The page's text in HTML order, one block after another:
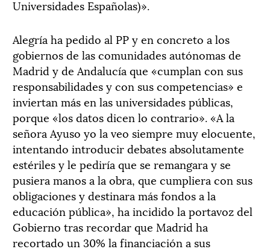
Universidades Españolas)».
Alegría ha pedido al PP y en concreto a los
gobiernos de las comunidades autónomas de
Madrid y de Andalucía que «cumplan con sus
responsabilidades y con sus competencias» e
inviertan más en las universidades públicas,
porque «los datos dicen lo contrario». «A la
señora Ayuso yo la veo siempre muy elocuente,
intentando introducir debates absolutamente
estériles y le pediría que se remangara y se
pusiera manos a la obra, que cumpliera con sus
obligaciones y destinara más fondos a la
educación pública», ha incidido la portavoz del
Gobierno tras recordar que Madrid ha
recortado un 30% la financiación a sus